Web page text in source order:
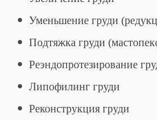
Уменьшение груди
Подтяжка груди
Реэндопротезирование
Липофилинг груди
Реконструкция груди